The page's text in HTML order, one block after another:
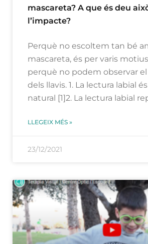
mascareta? A que és deu
l’impacte?
Perquè no escoltem tan bé
mascareta, és per varis
perquè no podem observar
dels llavis. 1. La lectura labial
natural [1]2. La lectura labial
LLEGEIX MÉS »
23/12/2021